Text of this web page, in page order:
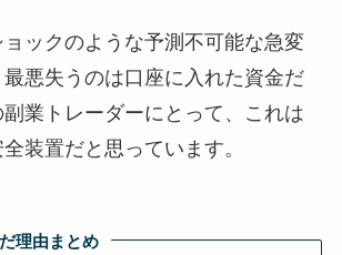
ックのような予測不可能な急変
悪失うのは口座に入れた資金だ
業トレーダーにとって、これは
装置だと思っています。
理由まとめ